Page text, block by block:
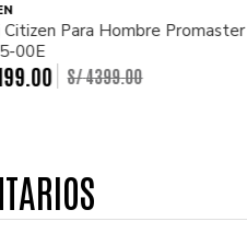
Citizen Para Hombre Promaster
00E
00 S/4399.00